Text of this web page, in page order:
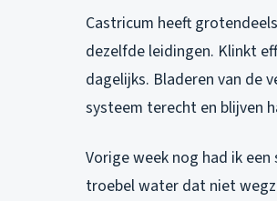
Castricum heeft
dezelfde leidingen. Klinkt
dagelijks. Bladeren van de
systeem terecht en blijven
Vorige week nog had ik
troebel water dat niet